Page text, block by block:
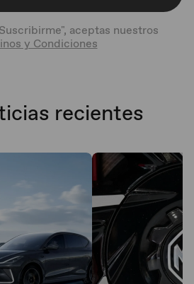
aceptas nuestros
y Condiciones
recientes